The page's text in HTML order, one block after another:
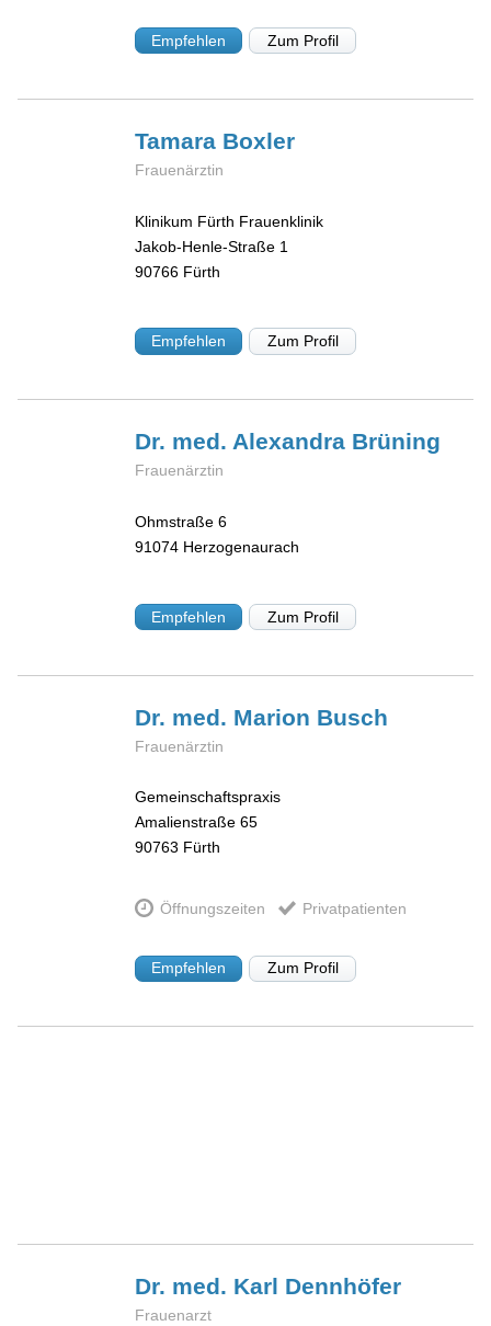
Empfehlen Zum Profil
Tamara Boxler
Frauenärztin
Klinikum Fürth Frauenklinik
Jakob-Henle-Straße 1
90766 Fürth
Empfehlen Zum Profil
Dr. med. Alexandra Brüning
Frauenärztin
Ohmstraße 6
91074 Herzogenaurach
Empfehlen Zum Profil
Dr. med. Marion Busch
Frauenärztin
Gemeinschaftspraxis
Amalienstraße 65
90763 Fürth
Öffnungszeiten Privatpatienten
Empfehlen Zum Profil
Dr. med. Karl Dennhöfer
Frauenarzt